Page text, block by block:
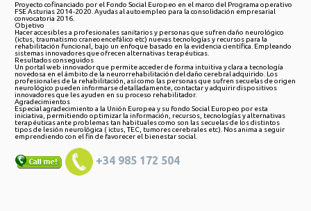
Proyecto cofinanciado por el Fondo Social Europeo en el marco del Programa operativo
FSE Asturias 2014-2020. Ayudas al autoempleo para la consolidación empresarial
convocatoria 2016.
Objetivo
Hacer accesibles a profesionales sanitarios y personas que sufren daño neurológico
(ictus, traumatismo craneoencefálico etc) nuevas tecnologías y recursos para la
rehabilitación funcional, bajo un enfoque basado en la evidencia científica. Empleando
sistemas innovadores que ofrecen alternativas terapéuticas.
Resultados conseguidos
Un portal web innovador que permite acceder de forma intuitiva y clara a tecnología
novedosa en el ámbito de la neurorrehabilitación del daño cerebral adquirido. Los
profesionales de la rehabilitación, así como las personas que sufren secuelas de origen
neurológico pueden informarse detalladamente, contactar y adquirir dispositivos
innovadores que les ayuden en su proceso rehabilitador.
Agradecimientos
Especial agradecimiento a la Unión Europea y su fondo Social Europeo por esta
iniciativa, permitiendo optimizar la información, recursos, tecnologías y alternativas
terapéuticas ante problemas tan habituales como son las secuelas de los distintos
tipos de lesión neurológica ( ictus, TEC, tumores cerebrales etc). Nos anima a seguir
emprendiendo con el fin de favorecer el bienestar social.
+34 985 172 504